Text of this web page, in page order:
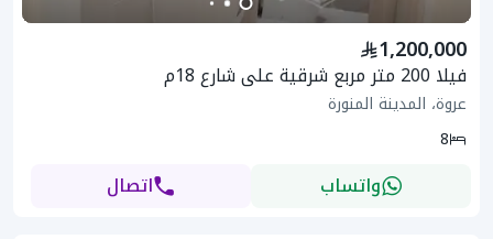
1,200,000
فيلا 200 متر مربع شرقية على شارع 18م
عروة، المدينة المنورة
8
واتساب اتصال